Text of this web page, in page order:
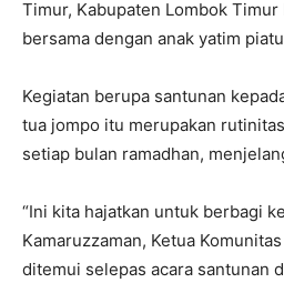
Timur, Kabupaten Lombok
bersama dengan anak yatim
Kegiatan berupa santunan
tua jompo itu merupakan
setiap bulan ramadhan,
“Ini kita hajatkan untuk berbagi
Kamaruzzaman, Ketua
ditemui selepas acara santunan